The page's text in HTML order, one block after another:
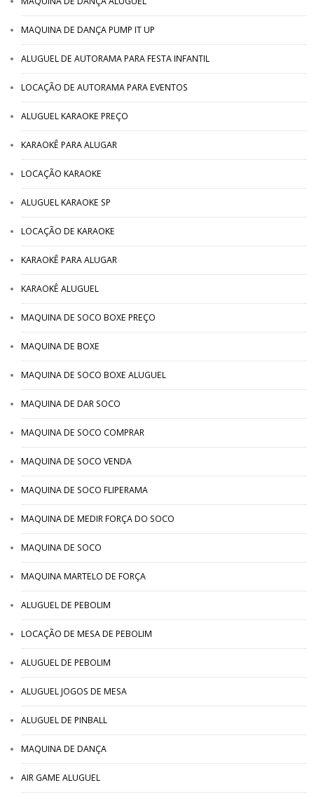
MAQUINA DE DANÇA PUMP IT UP
ALUGUEL DE AUTORAMA PARA FESTA INFANTIL
LOCAÇÃO DE AUTORAMA PARA EVENTOS
ALUGUEL KARAOKE PREÇO
KARAOKÊ PARA ALUGAR
LOCAÇÃO KARAOKE
ALUGUEL KARAOKE SP
LOCAÇÃO DE KARAOKE
KARAOKÊ PARA ALUGAR
KARAOKÊ ALUGUEL
MAQUINA DE SOCO BOXE PREÇO
MAQUINA DE BOXE
MAQUINA DE SOCO BOXE ALUGUEL
MAQUINA DE DAR SOCO
MAQUINA DE SOCO COMPRAR
MAQUINA DE SOCO VENDA
MAQUINA DE SOCO FLIPERAMA
MAQUINA DE MEDIR FORÇA DO SOCO
MAQUINA DE SOCO
MAQUINA MARTELO DE FORÇA
ALUGUEL DE PEBOLIM
LOCAÇÃO DE MESA DE PEBOLIM
ALUGUEL DE PEBOLIM
ALUGUEL JOGOS DE MESA
ALUGUEL DE PINBALL
MAQUINA DE DANÇA
AIR GAME ALUGUEL